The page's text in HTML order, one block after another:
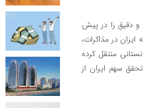
و دقیق را در پیش
در مذاکرات،
منتقل کرده
سهم ایران از